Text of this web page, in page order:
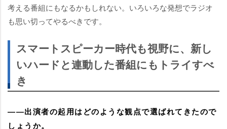
考える番組にもなるかもしれない。いろいろな発想でラジオ
も思い切ってやるべきです。
スマートスピーカー時代も視野に、新し
いハードと連動した番組にもトライすべ
き
――出演者の起用はどのような観点で選ばれてきたので
しょうか。